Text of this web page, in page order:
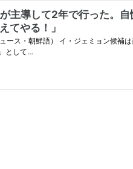
主導して2年で行った。
てやる！」
島に来れば私たちが出てきてやって
として…